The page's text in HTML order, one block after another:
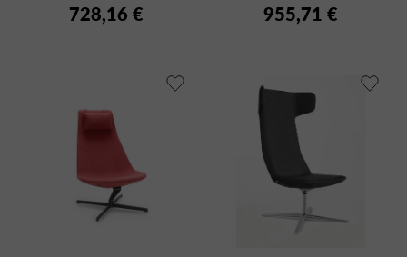
728,16 € 955,71 €